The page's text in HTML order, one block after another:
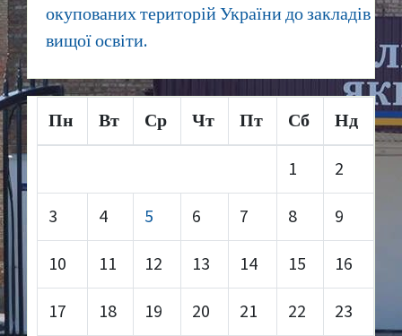
окупованих територій України до закладів
вищої освіти.
Пн Вт Ср Чт Пт Сб Нд
1 2
3 4 5 6 7 8 9
10 11 12 13 14 15 16
17 18 19 20 21 22 23